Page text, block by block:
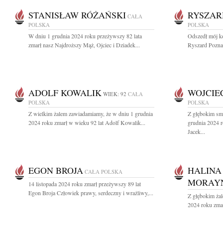
STANISŁAW RÓŻAŃSKI CAŁA
POLSKA
W dniu 1 grudnia 2024 roku przeżywszy 82 lata
zmarł nasz Najdroższy Mąż, Ojciec i Dziadek...
POLSKA
Odszedł mój
Ryszard
ADOLF KOWALIK WIEK: 92 CAŁA
POLSKA
Z wielkim żalem zawiadamiamy, że w dniu 1 grudnia
2024 roku zmarł w wieku 92 lat Adolf Kowalik...
POLSKA
Z głębokim
grudnia 2024
Jacek...
EGON BROJA CAŁA POLSKA
14 listopada 2024 roku zmarł przeżywszy 89 lat
Egon Broja Człowiek prawy, serdeczny i wrażliwy,...
HALINA
Z głębokim
2024 roku